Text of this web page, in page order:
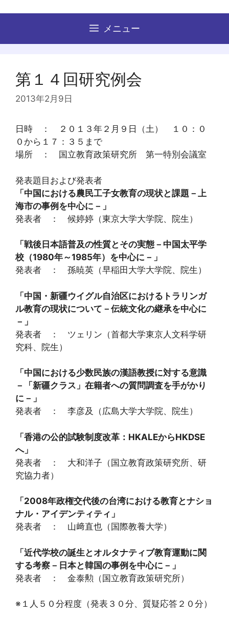
ン
メニュー
第１４回研究例会
2013年2月9日
日時 ： ２０１３年２月９日（土） １０：０
０から１７：３５まで
場所 ： 国立教育政策研究所 第一特別会議室
発表題目および発表者
「中国における農民工子女教育の現状と課題－上
海市の事例を中心に－」
発表者 ： 候婷婷（東京大学大学院、院生）
「戦後日本語普及の性質とその実態－中国太平学
校（1980年～1985年）を中心に－」
発表者 ： 孫暁英（早稲田大学大学院、院生）
「中国・新疆ウイグル自治区におけるトラリンガ
ル教育の現状について－伝統文化の継承を中心に
－」
発表者 ： ツェリン（首都大学東京人文科学研
究科、院生）
「中国における少数民族の漢語教授に対する意識
－「新疆クラス」在籍者への質問調査を手がかり
に－」
発表者 ： 李彦及（広島大学大学院、院生）
「香港の公的試験制度改革：HKALEからHKDSE
へ」
発表者 ： 大和洋子（国立教育政策研究所、研
究協力者）
「2008年政権交代後の台湾における教育とナショ
ナル・アイデンティティ」
発表者 ： 山﨑直也（国際教養大学）
「近代学校の誕生とオルタナティブ教育運動に関
する考察－日本と韓国の事例を中心に－」
発表者 ： 金泰勲（国立教育政策研究所）
※１人５０分程度（発表３０分、質疑応答２０分）